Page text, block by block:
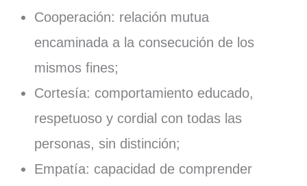
Cooperación: relación mutua
encaminada a la consecución de los
mismos fines;
Cortesía: comportamiento educado,
respetuoso y cordial con todas las
personas, sin distinción;
Empatía: capacidad de comprender